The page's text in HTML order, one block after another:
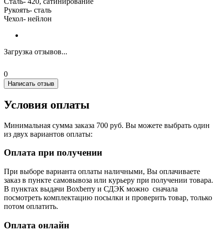
Рукоять- сталь
Чехол- нейлон
Загрузка отзывов...
0
Написать отзыв
Условия оплаты
Минимальная сумма заказа 700 руб. Вы можете выбрать один
из двух вариантов оплаты:
Оплата при получении
При выборе варианта оплаты наличными, Вы оплачиваете
заказ в пункте самовывоза или курьеру при получении товара.
В пунктах выдачи Boxberry и СДЭК можно сначала
посмотреть комплектацию посылки и проверить товар, только
потом оплатить.
Оплата онлайн